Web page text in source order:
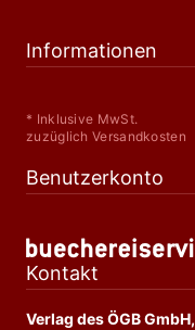
Informationen
* Inklusive MwSt.
zuzüglich Versandkosten
Benutzerkonto
Kontakt
Verlag des ÖGB GmbH,